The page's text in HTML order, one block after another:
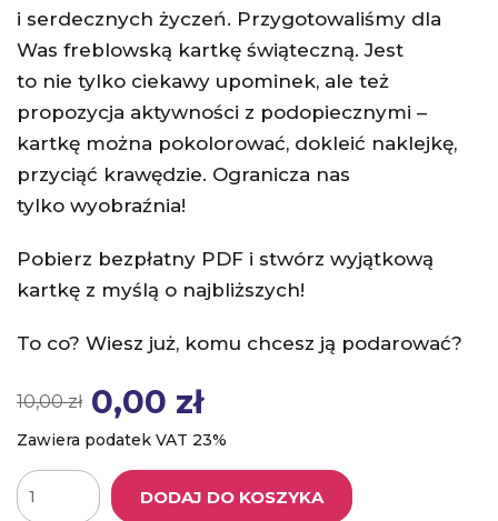
i serdecznych życzeń. Przygotowaliśmy dla
Was freblowską kartkę świąteczną. Jest
to nie tylko ciekawy upominek, ale też
propozycja aktywności z podopiecznymi –
kartkę można pokolorować, dokleić naklejkę,
przyciąć krawędzie. Ogranicza nas
tylko wyobraźnia!
Pobierz bezpłatny PDF i stwórz wyjątkową
kartkę z myślą o najbliższych!
To co? Wiesz już, komu chcesz ją podarować?
10,00zł
Pierwotna cena wynosiła: 10,00 zł.
0,00 zł
Aktualna cena wynosi: 0,00 zł.
Zawiera podatek VAT 23%
DODAJ DO KOSZYKA